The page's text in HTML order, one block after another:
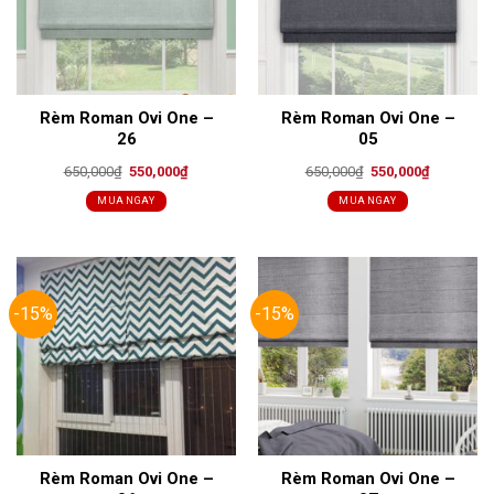
Rèm Roman Ovi One –
26
650,000₫ Original
was:
650,000₫.
550,000₫Current
MUA NGAY
Rèm Roman Ovi One –
05
650,000₫ Original
was:
650,000₫.
550,000₫Current
MUA NGAY
-15%
Rèm Roman Ovi One –
-15%
Rèm Roman Ovi One –